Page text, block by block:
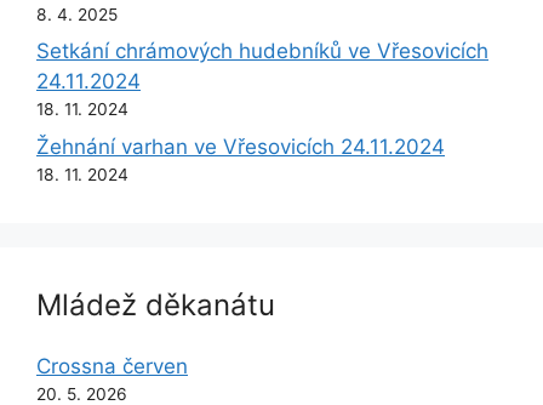
8. 4. 2025
Setkání chrámových hudebníků ve Vřesovicích
24.11.2024
18. 11. 2024
Žehnání varhan ve Vřesovicích 24.11.2024
18. 11. 2024
Mládež děkanátu
Crossna červen
20. 5. 2026